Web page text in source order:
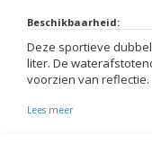
Beschikbaarheid:
Deze sportieve
liter. De
voorzien van reflectie.
Lees meer